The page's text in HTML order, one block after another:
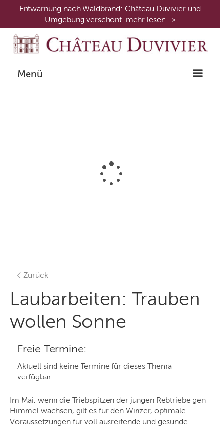
Entwarnung nach Waldbrand: Château Duvivier und
Umgebung verschont. mehr lesen ->
Menü
Zurück
Laubarbeiten: Trauben
wollen Sonne
Freie Termine:
Aktuell sind keine Termine für dieses Thema
verfügbar.
Im Mai, wenn die Triebspitzen der jungen Rebtriebe gen
Himmel wachsen, gilt es für den Winzer, optimale
Voraussetzungen für voll ausreifende und gesunde